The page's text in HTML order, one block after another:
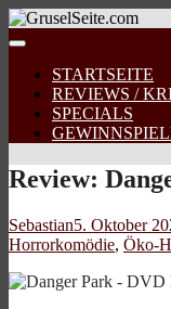
STARTSEITE
REVIEWS /
SPECIALS
Review:
Sebastian5. Oktober
Horrorkomödie, Öko-